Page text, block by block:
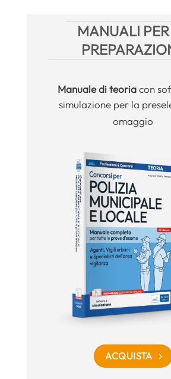
MANUALI
Manualedi teoriacon
simulazione per la
omaggio
ACQUISTA